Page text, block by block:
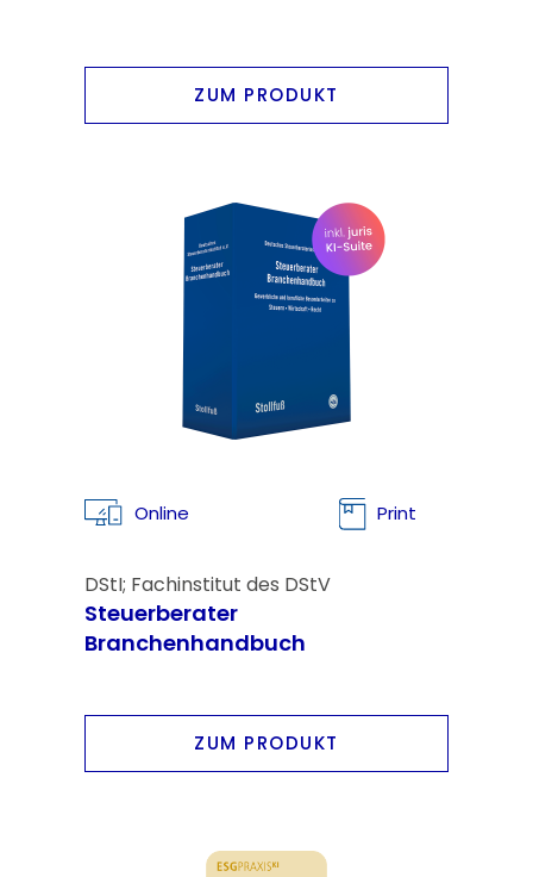
ZUM PRODUKT
Online Print
DStI; Fachinstitut des DStV
Steuerberater
Branchenhandbuch
ZUM PRODUKT